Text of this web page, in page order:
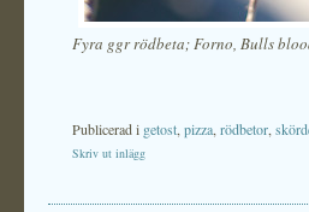
Fyra ggr rödbeta; Forno, Bulls
Publicerad i getost pizza rödbetor
Skriv ut inlägg